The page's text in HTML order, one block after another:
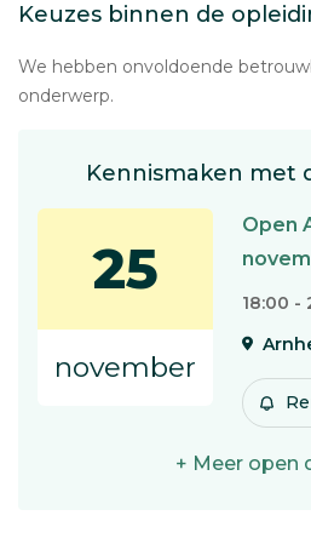
Keuzes binnen de
We hebben onvoldoende
onderwerp.
Kennismaken met
25
november
Open
18:00 -
+ Meer open